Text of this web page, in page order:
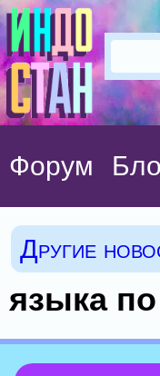
Форум
Другие
языка